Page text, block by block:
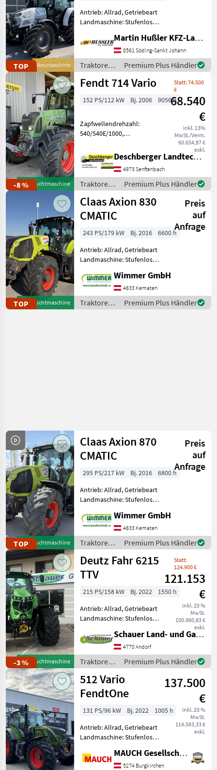
TOP Neumaschine
Antrieb: Allrad, Getriebeart
Landmaschine: Stufenloses
Zapfwellendrehzahl:
540/540E/1000,
Höchstgeschwindigkeit in
km/h: 50 km/h, Aufladung:
Martin Hußler KFZ-Landtechnik
8561 Söding-Sankt Johann
Traktoren /
Lamborghini
Premium Plus Händler
-8 %Gebrauchtmaschine
Fendt 714 Vario
Statt: 74.500
€
68.540
€
inkl. 13%
MwSt./Verm.
60.654,87 €
exkl.
152 PS/112 kW Bj. 2006 9056 h
Zapfwellendrehzahl:
540/540E/1000,
Anhängevorrichtung (mm):
38mm, Oberlenker hinten:
hydraulisch, Antrieb: Allrad,
Kreuzsteuerhebel:
elektrisch, Anhängevorric
Deschberger Landtechnik GmbH
4973 Senftenbach
Traktoren /
Fendt
Premium Plus Händler
TOPGebrauchtmaschine
Claas Axion 830
CMATIC
Preis
auf
Anfrage
243 PS/179 kW Bj. 2016
6600 h
Antrieb: Allrad, Getriebeart
Landmaschine: Stufenloses
Zapfwellendrehzahl:
540/1000/1000E,
Höchstgeschwindigkeit in
km/h: 50 km/h, Aufladung:
Wimmer GmbH
4633 Kematen
Traktoren /
Claas
Premium Plus Händler
TOPGebrauchtmaschine
Claas Axion 870
CMATIC
Preis
auf
Anfrage
295 PS/217 kW Bj. 2016
6800 h
Antrieb: Allrad, Getriebeart
Landmaschine: Stufenloses
Zapfwellendrehzahl:
540/1000/1000E,
Höchstgeschwindigkeit in
km/h: 50 km/h, Aufladung:
Wimmer GmbH
4633 Kematen
Traktoren /
Claas
Premium Plus Händler
-3 %Gebrauchtmaschine
Deutz Fahr 6215
TTV
Statt:
124.900 €
121.153
€
inkl. 20 %
MwSt.
100.960,83 €
exkl.
215 PS/158 kW Bj. 2022
1550 h
Antrieb: Allrad, Getriebeart
Landmaschine: Stufenloses
Zapfwellendrehzahl:
540/540E/1000/1000E,
Höchstgeschwindigkeit in
km/h: 50 km/h, Aufla
Schauer Land- und Gartentechnik GmbH
4770 Andorf
Traktoren /
Deutz Fahr
Premium Plus Händler
512 Vario
FendtOne
137.500
€
inkl. 20 %
MwSt.
114.583,33 €
exkl.
131 PS/96 kW Bj. 2022
1005 h
Antrieb: Allrad, Getriebeart
Landmaschine: Stufenloses
Zapfwellendrehzahl:
540/540E/1000,
MAUCH Gesellschaft m.b.H. & Co.KG
5274 Burgkirchen